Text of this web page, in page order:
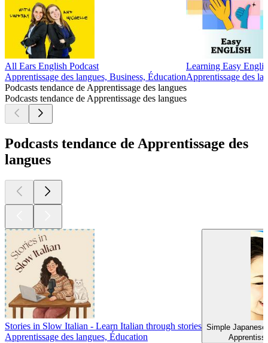
All Ears English Podcast
Apprentissage des langues, Business, Éducation
Learning Easy
Apprentissage des
Podcasts tendance de Apprentissage des langues
Podcasts tendance de Apprentissage des langues
Podcasts tendance de Apprentissage des
langues
Stories in Slow Italian - Learn Italian through stories
Apprentissage des langues, Éducation
Simple